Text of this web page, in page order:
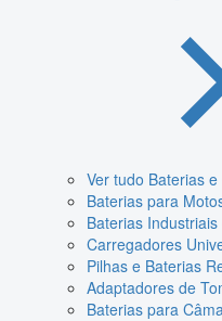
Ver tudo Baterias
Baterias para
Baterias Industriais
Carregadores
Pilhas e Baterias
Adaptadores de
Baterias para